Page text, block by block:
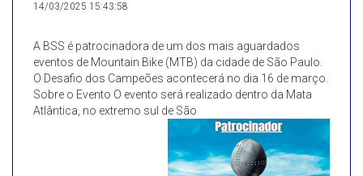
14/03/2025 15:43:58
A BSS é patrocinadora de um dos mais aguardados
eventos de Mountain Bike (MTB) da cidade de São Paulo.
O Desafio dos Campeões acontecerá no dia 16 de março.
Sobre o Evento O evento será realizado dentro da Mata
Atlântica, no extremo sul de São